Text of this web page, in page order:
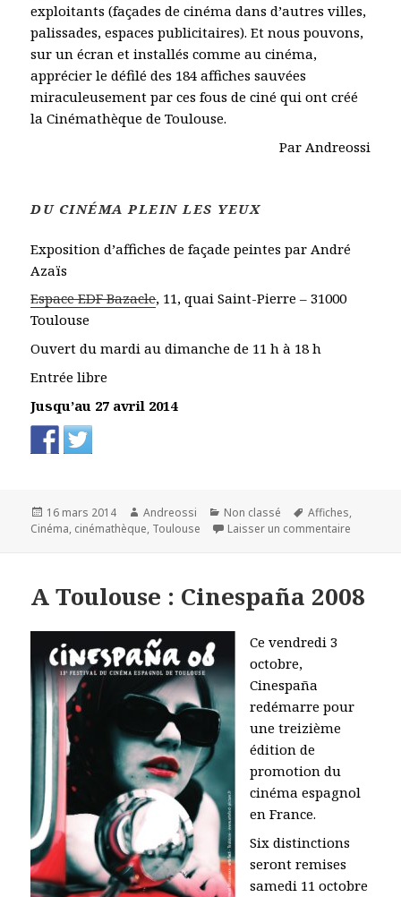
exploitants (façades de cinéma dans d’autres villes,
palissades, espaces publicitaires). Et nous pouvons,
sur un écran et installés comme au cinéma,
apprécier le défilé des 184 affiches sauvées
miraculeusement par ces fous de ciné qui ont créé
la Cinémathèque de Toulouse.
Par Andreossi
DU CINÉMA PLEIN LES YEUX
Exposition d’affiches de façade peintes par André
Azaïs
Espace EDF Bazacle, 11, quai Saint-Pierre – 31000
Toulouse
Ouvert du mardi au dimanche de 11 h à 18 h
Entrée libre
Jusqu’au 27 avril 2014
Publié
le
16 mars 2014 Auteur
Andreossi Catégories
Non classé
Mots-
clés
Affiches,
Cinéma, cinémathèque, Toulouse Laisser un commentaire
A Toulouse : Cinespaña 2008
Ce vendredi 3
octobre,
Cinespaña
redémarre pour
une treizième
édition de
promotion du
cinéma espagnol
en France.
Six distinctions
seront remises
samedi 11 octobre